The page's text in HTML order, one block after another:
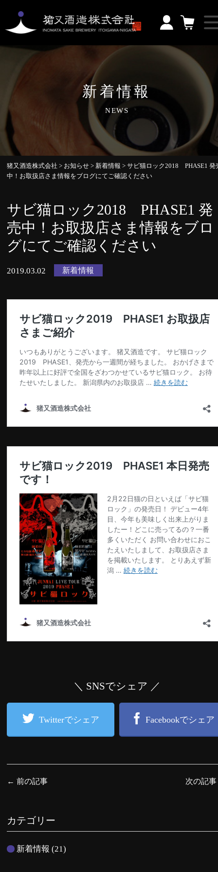
新着情報
NEWS
猪又酒造株式会社 > お知らせ > 新着情報 >サビ猫ロック2018 PHASE1 発
中！お取扱店さま情報をブログにてご確認ください
サビ猫ロック2018 PHASE1 発
売中！お取扱店さま情報をブロ
グにてご確認ください
2019.03.02 新着情報
＼ SNSでシェア ／
Twitterでシェア Facebookでシェア
← 前の記事 次の記事
カテゴリー
新着情報 (21)